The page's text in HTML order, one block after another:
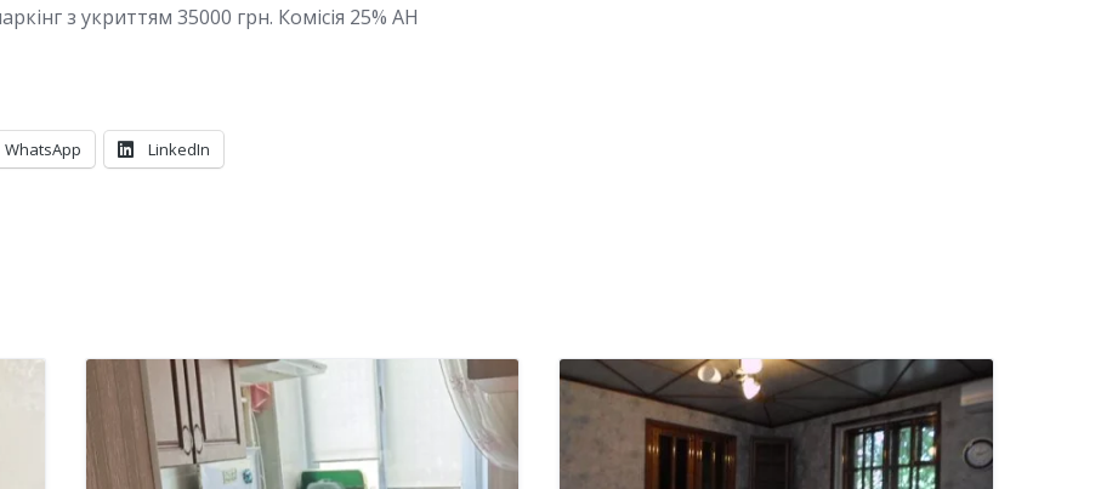
з укриттям 35000 грн. Комісія 25% АН
WhatsApp LinkedIn